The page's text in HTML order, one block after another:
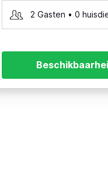
2 Gasten • 0